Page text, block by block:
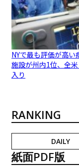
NYで最も評価が高い
施設が州内1位、全
入り
RANKING
DAILY
紙面PDF版